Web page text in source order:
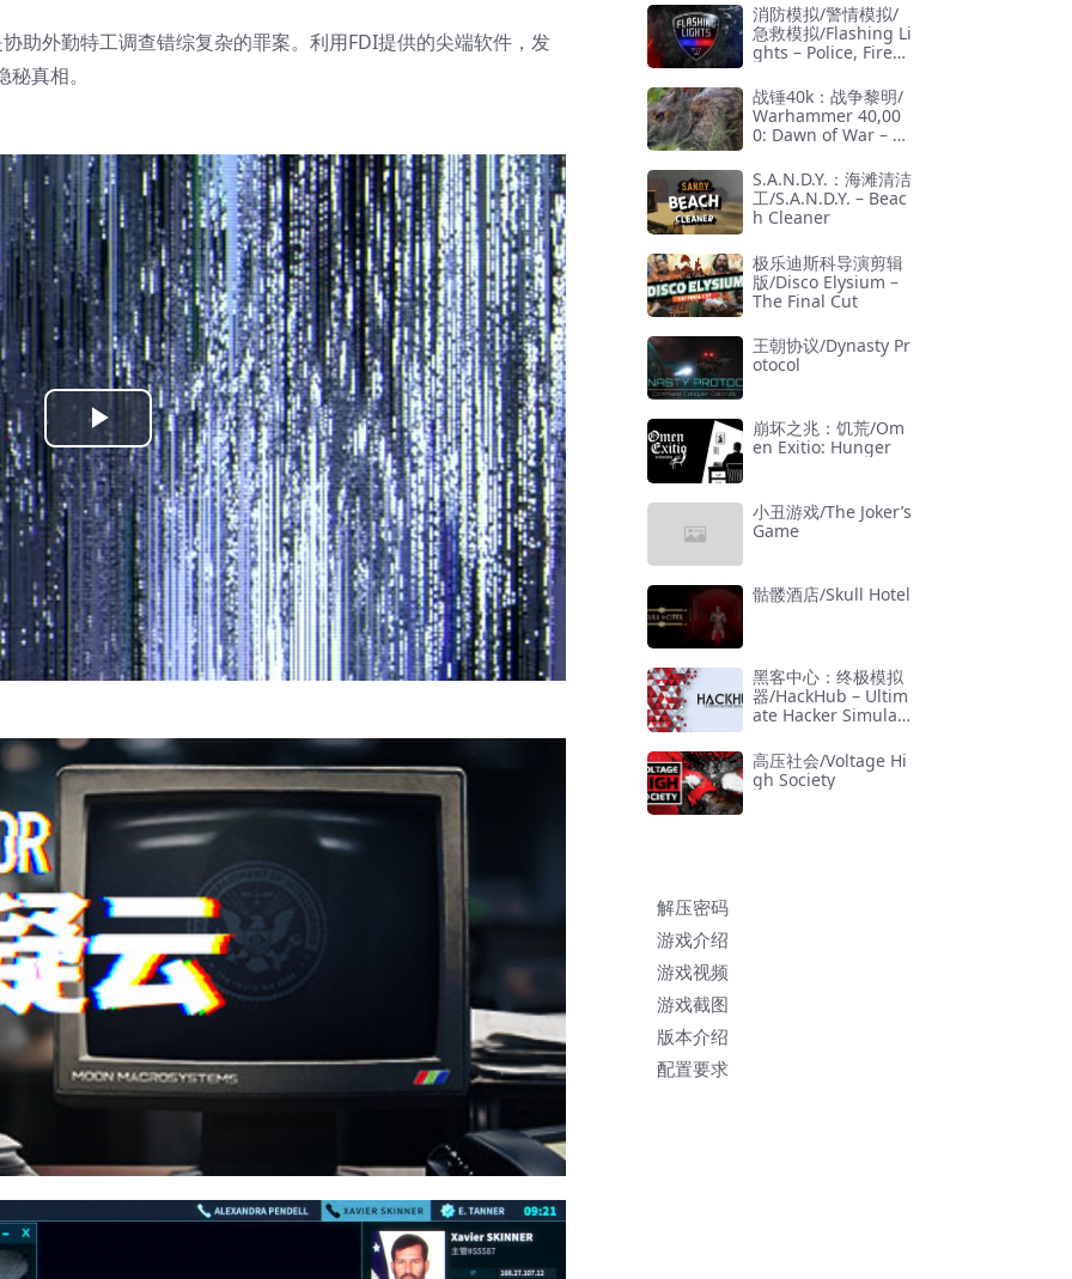
助外勤特工调查错综复杂的罪案。利用FDI提供的尖端软件，发
真相。
Play
Video
消防模拟/警情模拟/
急救模拟/Flashing Li
ghts – Police, Firefi
Services Simulator
战锤40k：战争黎明/
Warhammer 40,00
0: Dawn of War – D
S.A.N.D.Y.：海滩清洁
工/S.A.N.D.Y. – Beac
h Cleaner
极乐迪斯科导演剪辑
版/Disco Elysium –
The Final Cut
王朝协议/Dynasty Pr
otocol
崩坏之兆：饥荒/Om
en Exitio: Hunger
小丑游戏/The Joker’s
Game
骷髅酒店/Skull Hotel
黑客中心：终极模拟
器/HackHub – Ultim
ate Hacker Simulat
高压社会/Voltage Hi
gh Society
解压密码
游戏介绍
游戏视频
游戏截图
版本介绍
配置要求